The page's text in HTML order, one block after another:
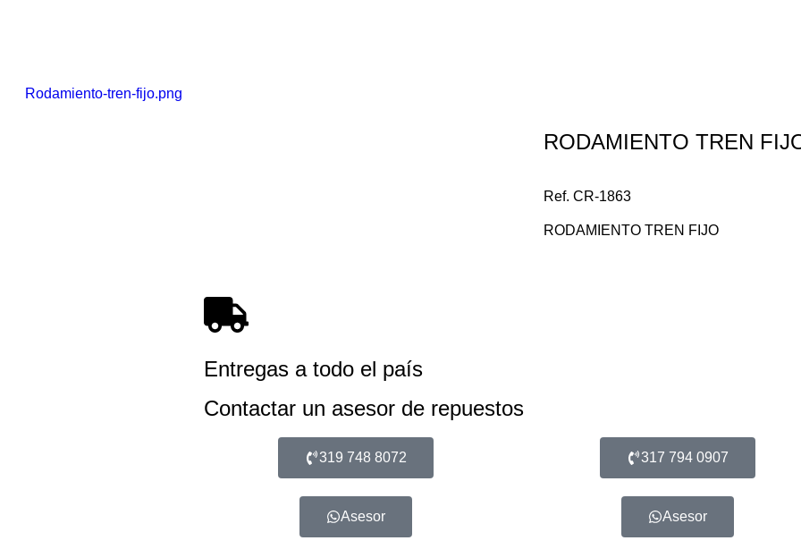
Rodamiento-tren-fijo.png
RODAMIENTO TREN
Ref. CR-1863
RODAMIENTO TREN FIJO
Entregas a todo el país
Contactar un asesor de repuestos
319 748 8072
Asesor
317 794 0907
Asesor